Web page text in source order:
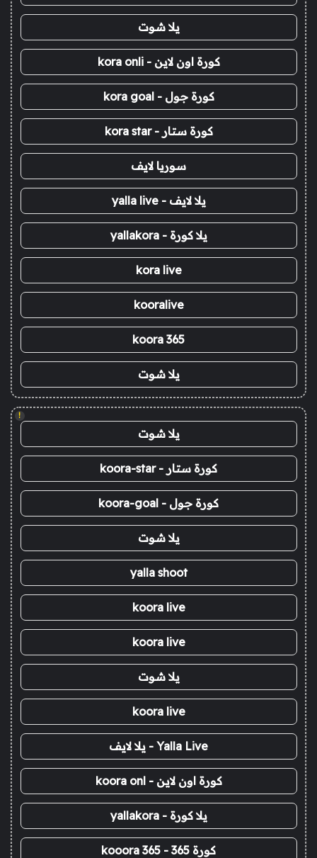
يلا شوت
كورة اون لاين - kora onli
كورة جول - kora goal
كورة ستار - kora star
سوريا لايف
يلا لايف - yalla live
يلا كورة - yallakora
kora live
kooralive
koora 365
يلا شوت
!
يلا شوت
كورة ستار - koora-star
كورة جول - koora-goal
يلا شوت
yalla shoot
koora live
koora live
يلا شوت
koora live
Yalla Live - يلا لايف
كورة اون لاين - koora onl
يلا كورة - yallakora
كورة 365 - kooora 365